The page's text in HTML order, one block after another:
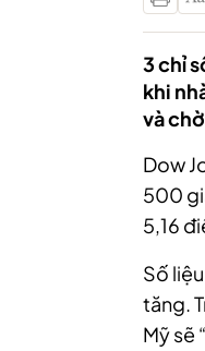
3 chỉ
khi
và
Dow
500
5,16
Số
tăng.
Mỹ sẽ